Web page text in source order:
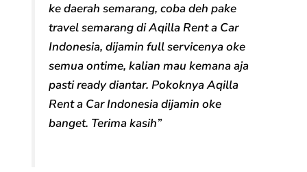
ke daerah semarang, coba deh pake
travel semarang di Aqilla Rent a Car
Indonesia, dijamin full servicenya oke
semua ontime, kalian mau kemana aja
pasti ready diantar. Pokoknya Aqilla
Rent a Car Indonesia dijamin oke
banget. Terima kasih”